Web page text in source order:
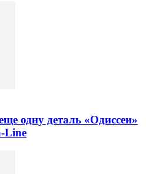
одну деталь «Одиссеи»
Line